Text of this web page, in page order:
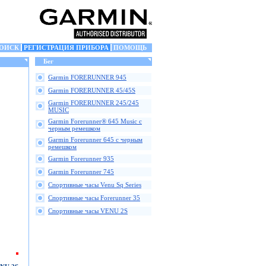
РЕГИСТРАЦИЯ ПРИБОРА
ПОМОЩЬ
Бег
Garmin FORERUNNER 945
Garmin FORERUNNER 45/45S
Garmin FORERUNNER 245/245
MUSIC
Garmin Forerunner® 645 Music с
черным ремешком
Garmin Forerunner 645 с черным
ремешком
Garmin Forerunner 935
Garmin Forerunner 745
Спортивные часы Venu Sq Series
Спортивные часы Forerunner 35
Спортивные часы VENU 2S